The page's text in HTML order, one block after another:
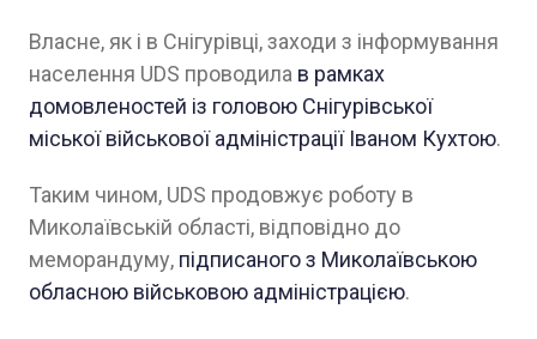
Власне, як і в Снігурівці, заходи з інформування
населення UDS проводила в рамках
домовленостей із головою Снігурівської
міської військової адміністрації Іваном Кухтою.
Таким чином, UDS продовжує роботу в
Миколаївській області, відповідно до
меморандуму, підписаного з Миколаївською
обласною військовою адміністрацією.